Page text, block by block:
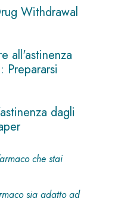
Withdrawal
all'astinenza
Prepararsi
dagli
che stai
sia adatto ad